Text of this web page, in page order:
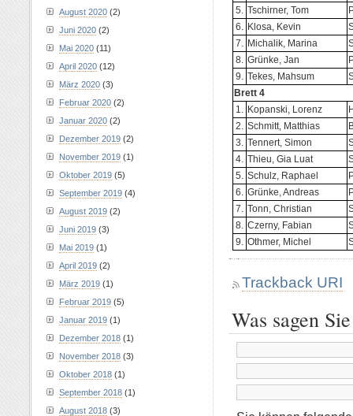
5.
Tschirner, Tom
6.
Klosa, Kevin
7.
Michalik, Marina
8. Grünke, Jan
9.
Tekes, Mahsum
Brett 4
1.
Kopanski, Lorenz
2.
Schmitt, Matthias
3.
Tennert, Simon
4. Thieu, Gia Luat
5.
Schulz, Raphael
6.
Grünke, Andreas
7.
Tonn, Christian
8. Czerny, Fabian
9.
Othmer, Michel
Trackback URI
Was sagen
August 2020 (2)
Juni 2020 (2)
Mai 2020 (11)
April 2020 (12)
März 2020 (3)
Februar 2020 (2)
Januar 2020 (2)
Dezember 2019 (2)
November 2019 (1)
Oktober 2019 (5)
September 2019 (4)
August 2019 (2)
Juni 2019 (3)
Mai 2019 (1)
April 2019 (2)
März 2019 (1)
Februar 2019 (5)
Januar 2019 (1)
Dezember 2018 (1)
November 2018 (3)
Oktober 2018 (1)
September 2018 (1)
August 2018 (3)